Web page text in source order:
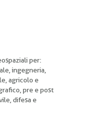
per:
ingegneria,
agricolo e
pre e post
difesa e